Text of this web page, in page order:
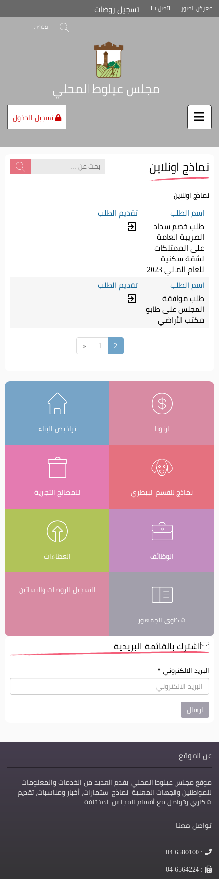
إلى
معرض الصور اتصل بنا تسجيل روضات
بحث עברית
مجلس عيلوط المحلي
تسجيل الدخول
نماذج اونلاين
نماذج اونلاين
طلب خصم سداد
الضريبة العامة
على الممتلكات
لشقة سكنية
للعام المالي 2023
exit_to_app تعبئة النموذج
طلب موافقة
المجلس على طابو
مكتب الأراضي
exit_to_app تعبئة النموذج
« 1 2
ارنونا تراخيص البناء
نماذج للقسم البيطري للمصالح التجارية
الوظائف العطاءات
شكاوى الجمهور
التسجيل للروضات والبساتين
اشترك بالقائمة البريدية
البريد الالكتروني*
عن الموقع
موقع مجلس عيلوط المحلي، يقدم العديد من الخدمات والمعلومات
للمواطنين والجهات المعنية. نماذج استمارات، أخبار ومناسبات، تقديم
شكاوي وتواصل مع أقسام المجلس المختلفة
تواصل معنا
الهاتف: 04-6580100
الفاكس: 04-6564224